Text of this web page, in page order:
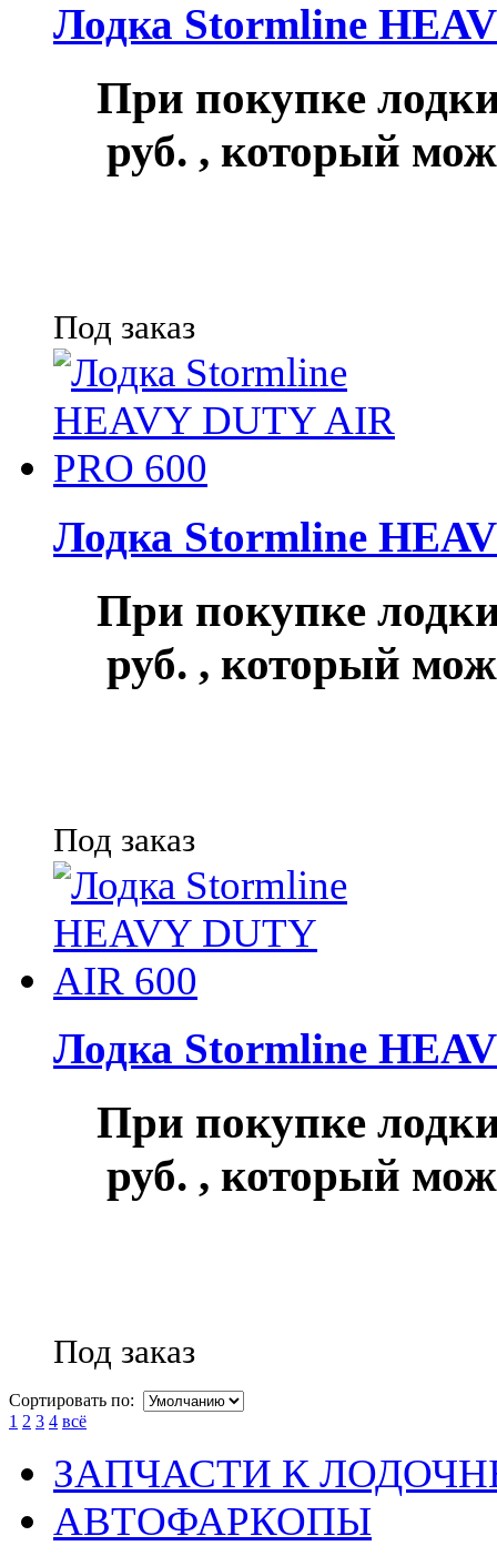
Лодка Stormline
При покупке
руб. , который
Под заказ
Лодка Stormline
При покупке
руб. , который
Под заказ
Лодка Stormline
При покупке
руб. , который
Под заказ
Сортировать по:
1 2 3 4 всё
ЗАПЧАСТИ К
АВТОФАРКОПЫ